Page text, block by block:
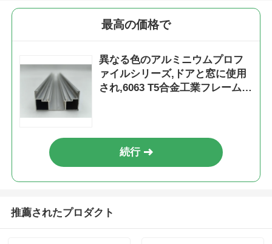
工場 ツアー
品質管理
お問い合わせ
の要求に合致できる.
最高の価格で
異なる色のアルミニウムプロフ
ァイルシリーズ,ドアと窓に使用
され,6063 T5合金工業フレームの
続行
推薦されたプロダクト